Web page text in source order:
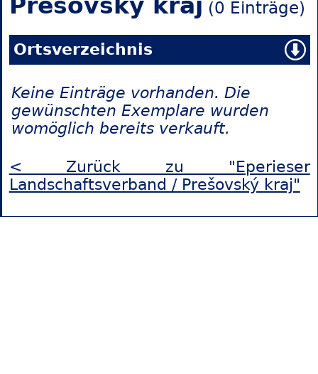
(0 Einträge)
Ortsverzeichnis
Keine Einträge vorhanden. Die
gewünschten Exemplare wurden
womöglich bereits verkauft.
< Zurück zu "Eperieser
Landschaftsverband / Prešovský kraj"